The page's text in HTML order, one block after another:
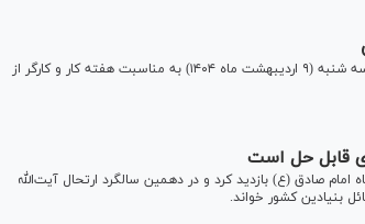
محمد مخبر مشاور و دستیار رهبر معظم انقلاب به همراه سورنا ستاری روز سه شنبه (۹ اردیبهشت ماه ۱۴۰۴) به مناسبت هفته کار و کارگر از
قابل حل است
امام صادق (ع) بازدید کرد و در دهمین سالگرد ارتحال آیت‌الله
بنیادین کشور خواند.